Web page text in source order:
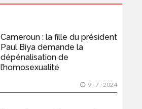
Cameroun : la fille du président
Paul Biya demande la
dépénalisation de
l’homosexualité
9 - 7 - 2024